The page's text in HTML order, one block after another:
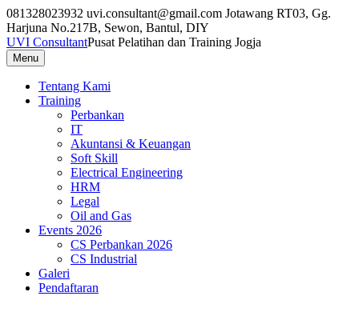
Skip
to
content
081328023932 uvi.consultant@gmail.com Jotawang RT03, Gg.
Harjuna No.217B, Sewon, Bantul, DIY
UVI ConsultantPusat Pelatihan dan Training Jogja
Menu
Tentang Kami
Training
Perbankan
IT
Akuntansi & Keuangan
Soft Skill
Electrical Engineering
HRM
Legal
Oil and Gas
Events 2026
CS Perbankan 2026
CS Industrial
Galeri
Pendaftaran